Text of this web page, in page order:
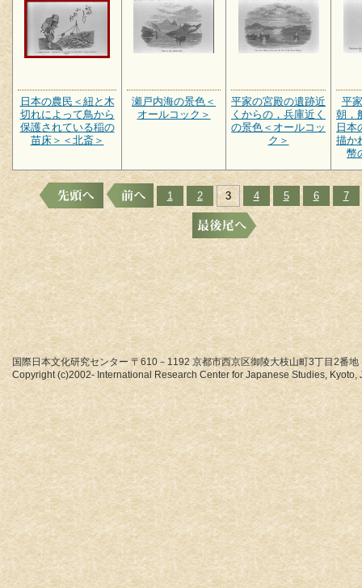
日本の農民＜紐と木
切れによって鳥から
保護されている稲の
苗床＞＜北斎＞
瀬戸内海の景色＜
オールコック＞
平家の宮殿の遺跡近
くからの，兵庫近く
の景色＜オールコッ
ク＞
平
朝，
日本
描か
幣
1 2 3 4 5 6 7
国際日本文化研究センター 〒610－1192 京都市西京区御陵大枝山町3丁目2番地
Copyright (c)2002- International Research Center for Japanese Studies, Kyoto,